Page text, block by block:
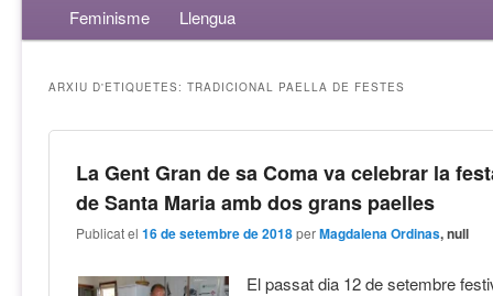
Feminisme
Llengua
ARXIU D'ETIQUETES:TRADICIONAL PAELLA DE FESTES
La Gent Gran de sa Coma va celebrar la
de Santa Maria amb dos grans paelles
Publicat el16 de setembre de 2018 perMagdalena Ordinas, null
El passat dia 12 de setembre